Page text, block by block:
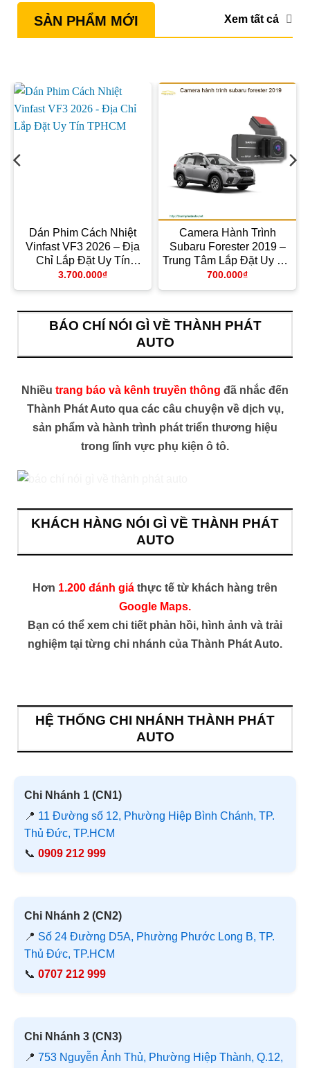
SẢN PHẨM MỚI Xem tất cả
Dán Phim Cách Nhiệt
Vinfast VF3 2026 – Địa
Chỉ Lắp Đặt Uy Tín
TPHCM
3.700.000₫
Camera Hành Trình
Subaru Forester 2019 –
Trung Tâm Lắp Đặt Uy Tín
TPHCM
700.000₫
BÁO CHÍ NÓI GÌ VỀ THÀNH PHÁT
AUTO
Nhiều trang báo và kênh truyền thông đã nhắc đến
Thành Phát Auto qua các câu chuyện về dịch vụ,
sản phẩm và hành trình phát triển thương hiệu
trong lĩnh vực phụ kiện ô tô.
KHÁCH HÀNG NÓI GÌ VỀ THÀNH PHÁT
AUTO
Hơn 1.200 đánh giá thực tế từ khách hàng trên
Google Maps.
Bạn có thể xem chi tiết phản hồi, hình ảnh và trải
nghiệm tại từng chi nhánh của Thành Phát Auto.
HỆ THỐNG CHI NHÁNH THÀNH PHÁT
AUTO
Chi Nhánh 1 (CN1)
📍 11 Đường số 12, Phường Hiệp Bình Chánh, TP.
Thủ Đức, TP.HCM
📞 0909 212 999
Chi Nhánh 2 (CN2)
📍 Số 24 Đường D5A, Phường Phước Long B, TP.
Thủ Đức, TP.HCM
📞 0707 212 999
Chi Nhánh 3 (CN3)
📍 753 Nguyễn Ảnh Thủ, Phường Hiệp Thành, Q.12,